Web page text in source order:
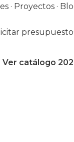
· Proyectos ·
presupuesto
Ver catálogo